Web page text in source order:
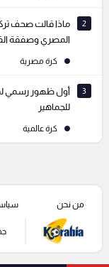
2
ماذا قالت صحف
المصري وصفقة
كرة مصرية
3
أول ظهور رسمي
للجماهير
كرة عالمية
من نحن